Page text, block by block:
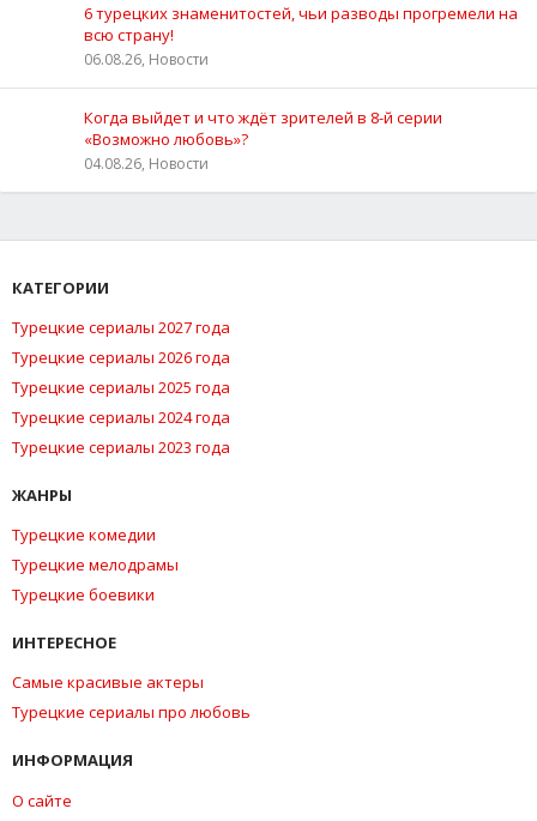
6 турецких знаменитостей, чьи разводы прогремели на
всю страну!
06.08.26, Новости
Когда выйдет и что ждёт зрителей в 8-й серии
«Возможно любовь»?
04.08.26, Новости
КАТЕГОРИИ
Турецкие сериалы 2027 года
Турецкие сериалы 2026 года
Турецкие сериалы 2025 года
Турецкие сериалы 2024 года
Турецкие сериалы 2023 года
ЖАНРЫ
Турецкие комедии
Турецкие мелодрамы
Турецкие боевики
ИНТЕРЕСНОЕ
Самые красивые актеры
Турецкие сериалы про любовь
ИНФОРМАЦИЯ
О сайте